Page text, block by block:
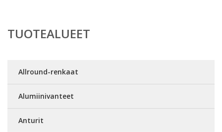
TUOTEALUEET
Allround-renkaat
Alumiinivanteet
Anturit